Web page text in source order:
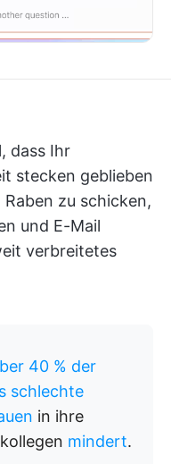
dass Ihr
stecken geblieben
zu schicken,
und E-Mail
verbreitetes
40 % der
schlechte
in ihre
mindert.